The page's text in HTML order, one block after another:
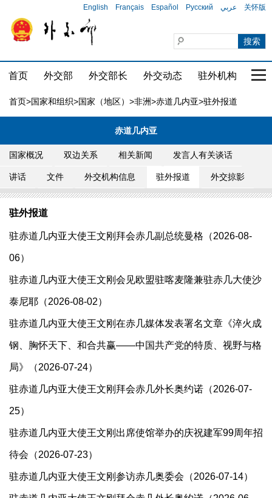
English Français Español Русский عربي 关怀版
首页 外交部 外交部长 外交动态 驻外机构 国
首页>国家和组织>国家（地区） >非洲>赤道几内亚>驻外报道
赤道几内亚
国家概况 双边关系 相关新闻 发言人有关谈话
讲话 文件 外交机构信息 驻外报道 外交掠影
驻外报道
驻赤道几内亚大使王文刚拜会赤几副总统曼格（2026-08-
06）
驻赤道几内亚大使王文刚会见欧盟驻喀麦隆兼驻赤几大使沙
泰尼耶（2026-08-02）
驻赤道几内亚大使王文刚在赤几媒体发表署名文章《淬火成
钢、胸怀天下、和合共赢——中国共产党的特质、视野与格
局》（2026-07-24）
驻赤道几内亚大使王文刚拜会赤几外长奥约诺（2026-07-
25）
驻赤道几内亚大使王文刚出席使馆举办的庆祝建军99周年招
待会（2026-07-23）
驻赤道几内亚大使王文刚参访赤几奥委会（2026-07-14）